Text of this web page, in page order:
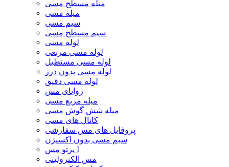
میله مسطح مسی
میله مسی
سیم مسی
سیم مسطح مسی
لوله مسی
لوله مسی مربعی
لوله مسی مستطیل
لوله مسی بدون درز
لوله مسی دقیق
زوایای مس
میله مربع مسی
میله شش گوش مسی
کانال های مسی
پروفایل های مس سفارشی
سیم مسی بدون اکسیژن
پرتو مس I
مس الکترولیتی